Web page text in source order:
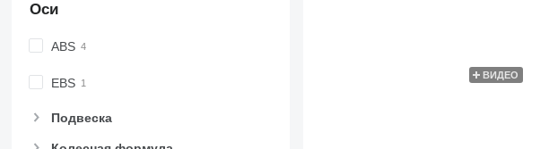
Оси
ABS
EBS
Подвеска
ВИДЕО